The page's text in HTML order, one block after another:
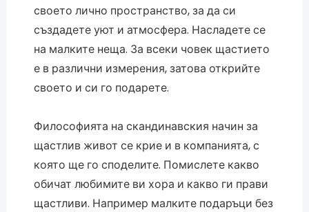
своето лично пространство, за да си
създадете уют и атмосфера. Насладете се
на малките неща. За всеки човек щастието
е в различни измерения, затова открийте
своето и си го подарете.
Философията на скандинавския начин за
щастлив живот се крие и в компанията, с
която ще го споделите. Помислете какво
обичат любимите ви хора и какво ги прави
щастливи. Например малките подаръци без